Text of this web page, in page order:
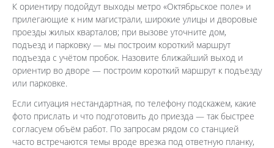
К ориентиру подойдут выходы метро «Октябрьское поле» и
прилегающие к ним магистрали, широкие улицы и дворовые
проезды жилых кварталов; при вызове уточните дом,
подъезд и парковку — мы построим короткий маршрут
подъезда с учётом пробок. Назовите ближайший выход и
ориентир во дворе — построим короткий маршрут к подъезду
или парковке.
Если ситуация нестандартная, по телефону подскажем, какие
фото прислать и что подготовить до приезда — так быстрее
согласуем объём работ. По запросам рядом со станцией
часто встречаются темы вроде врезка под ответную планку,